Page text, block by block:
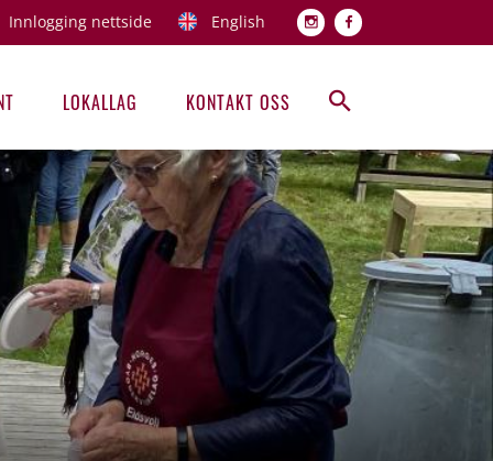
Topp
Innlogging nettside English
Hovedmeny
LOKALLAG KONTAKT OSS